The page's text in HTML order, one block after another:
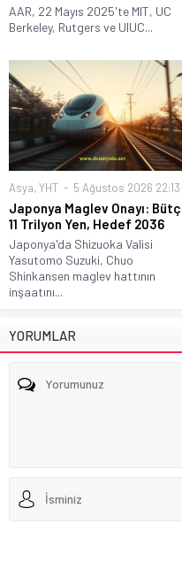
AAR, 22 Mayıs 2025'te MIT, UC
Berkeley, Rutgers ve UIUC...
Asya, YHT 5 Ağustos 2026 22:13
Japonya Maglev Onayı:
11 Trilyon Yen, Hedef 2036
Japonya'da Shizuoka Valisi
Yasutomo Suzuki, Chuo
Shinkansen maglev hattının
inşaatını...
YORUMLAR